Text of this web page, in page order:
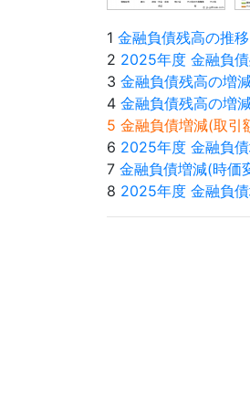
1 金融負債残高の推移
2 2025年度 金融負
3 金融負債残高の増
4 金融負債残高の増
5 金融負債増減(取
6 2025年度 金融負
7 金融負債増減(時価
8 2025年度 金融負